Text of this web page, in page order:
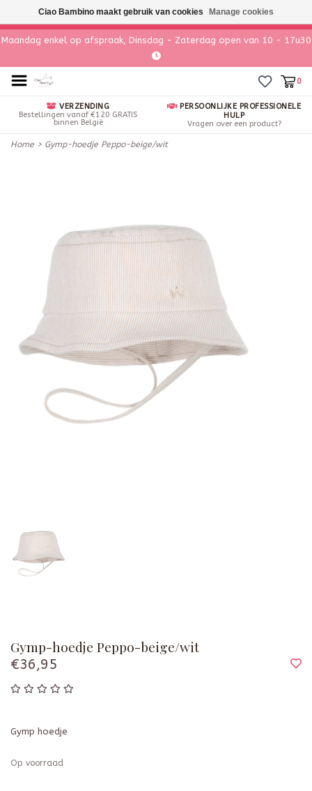
Maandag enkel op afspraak, Dinsdag - Zaterdag open van 10 - 17u30
0
VERZENDING
Bestellingen vanaf €120 GRATIS
binnen België
PERSOONLIJKE PROFESSIONELE
HULP
Vragen over een product?
Home > Gymp-hoedje Peppo-beige/wit
Gymp-hoedje Peppo-beige/wit
€36,95
Gymp hoedje
Op voorraad
Ciao Bambino maakt gebruik van cookies Manage cookies